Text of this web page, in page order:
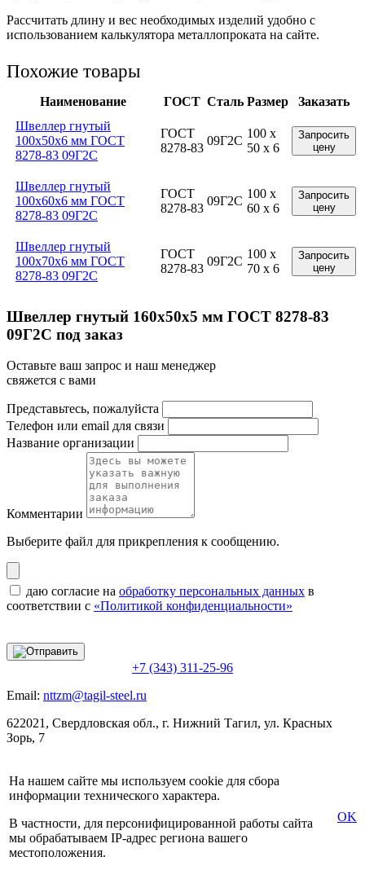
Рассчитать длину и вес необходимых изделий удобно с
использованием калькулятора металлопроката на сайте.
Похожие товары
Наименование ГОСТ Сталь Размер
Заказать
Швеллер гнутый
100x50x6 мм ГОСТ
8278-83 09Г2С
ГОСТ
8278-83
09Г2С
100 x
50 x 6
Запросить
цену
Швеллер гнутый
100x60x6 мм ГОСТ
8278-83 09Г2С
ГОСТ
8278-83
09Г2С
100 x
60 x 6
Запросить
цену
Швеллер гнутый
100x70x6 мм ГОСТ
8278-83 09Г2С
ГОСТ
8278-83
09Г2С
100 x
70 x 6
Запросить
цену
Швеллер гнутый 160x50x5 мм ГОСТ 8278-83
09Г2С под заказ
Оставьте ваш запрос и наш менеджер
свяжется с вами
Представьтесь, пожалуйста
Телефон или email для связи
Название организации
Комментарии
Выберите файл для прикрепления к сообщению.
даю согласие на обработку персональных данных в
соответствии с «Политикой конфиденциальности»
+7 (343) 311-25-96
Email: nttzm@tagil-steel.ru
622021, Свердловская обл., г. Нижний Тагил, ул. Красных
Зорь, 7
На нашем сайте мы используем cookie для сбора
информации технического характера.
В частности, для персонифицированной работы сайта
мы обрабатываем IP-адрес региона вашего
местоположения.
OK